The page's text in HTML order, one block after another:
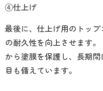
④仕上げ
最後に、仕上げ用のトッ
の耐久性を向上させます
から塗膜を保護し、長期
目も備えています。